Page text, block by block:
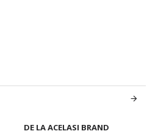
DE LA ACELASI BRAND